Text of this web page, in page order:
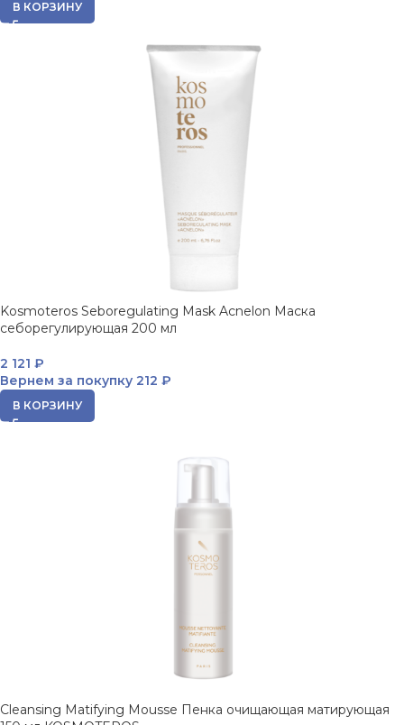
В КОРЗИНУ
Kosmoteros Seboregulating Mask Acnelon Маска
себорегулирующая 200 мл
2 121 ₽
Вернем за покупку 212 ₽
В КОРЗИНУ
Cleansing Matifying Mousse Пенка очищающая матирующая